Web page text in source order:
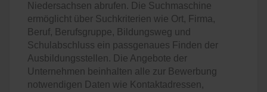
Niedersachsen abrufen. Die Suchmaschine
ermöglicht über Suchkriterien wie Ort, Firma,
Beruf, Berufsgruppe, Bildungsweg und
Schulabschluss ein passgenaues Finden der
Ausbildungsstellen. Die Angebote der
Unternehmen beinhalten alle zur Bewerbung
notwendigen Daten wie Kontaktadressen,